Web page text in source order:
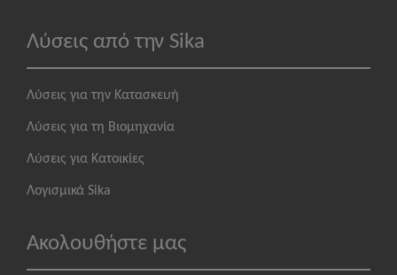
Λύσεις από την Sika
Λύσεις για την Κατασκευή
Λύσεις για τη Βιομηχανία
Λύσεις για Κατοικίες
Λογισμικά Sika
Ακολουθήστε μας